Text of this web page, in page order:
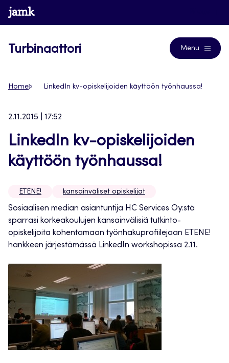
Siirry
suoraan
www.jamk.fi
Turbinaattori Menu
Home LinkedIn kv-opiskelijoiden käyttöön työnhaussa!
2.11.2015 | 17:52
LinkedIn kv-opiskelijoiden
käyttöön työnhaussa!
ETENE! kansainväliset opiskelijat
Sosiaalisen median asiantuntija HC Services Oy:stä
sparrasi korkeakoulujen kansainvälisiä tutkinto-
opiskelijoita kohentamaan työnhakuprofiilejaan ETENE!
hankkeen järjestämässä LinkedIn workshopissa 2.11.